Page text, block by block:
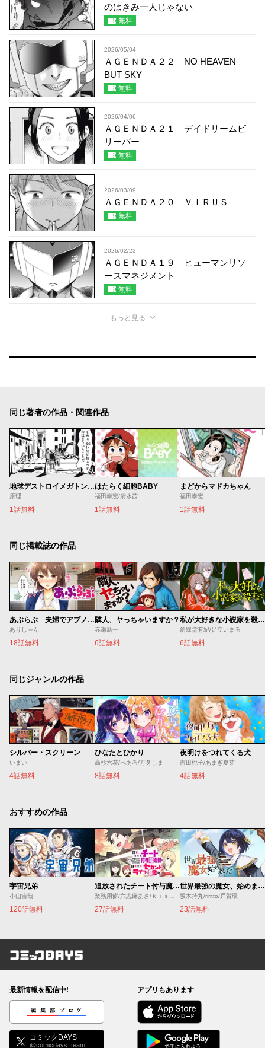
のはきみ一人じゃない
無料
2026/05/04
ＡＧＥＮＤＡ２２ NO HEAVEN
BUT SKY
無料
2026/04/06
ＡＧＥＮＤＡ２１ デイドリームビ
リーバー
無料
2026/03/09
ＡＧＥＮＤＡ２０ ＶＩＲＵＳ
無料
2026/02/23
ＡＧＥＮＤＡ１９ ヒューマンリソ
ースマネジメント
無料
もっと見る
同じ著者の作品・関連作品
地球デストロイメガトンパンチ
原理
1話無料
はたらく細胞BABY
福田泰宏/清水茜
1話無料
まどからマドカちゃん
福田泰宏
1話無料
同じ掲載誌の作品
あぶらぶ 夫婦でアブノーマルなラブしませんか？
ありしゃん
18話無料
隣人、ヤっちゃいますか？
赤瀬新一
6話無料
私が大好きな小説家を殺すまで
斜線堂有紀/足立いまる
6話無料
同じジャンルの作品
シルバー・スクリーン
いまい
4話無料
ひなたとひかり
高杉六花/べあろ/万冬しま
8話無料
夜明けをつれてくる犬
吉田桃子/あまぎ夏芽
4話無料
おすすめの作品
宇宙兄弟
小山宙哉
120話無料
追放されたチート付与魔術師は気ままなセカンドライフを謳歌する。 ～俺は武器だけじゃなく、あらゆるものに『強化ポイント』を付与できるし、俺の意思でいつでも効果を解除できるけど、残った人たち大丈夫？～
業務用餅/六志麻あさ/ｋｉｓｕｉ
27話無料
世界最強の魔女、始めました ～私だけ『攻略サイト』を見れる世界で自由に生きます～
坂木持丸/riritto/戸賀環
23話無料
コミックDAYS
最新情報を配信中!
編集部ブログ
コミックDAYS
@comicdays_team
アプリもあります